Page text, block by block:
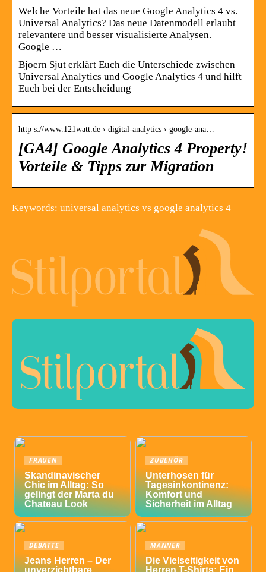
Welche Vorteile hat das neue Google Analytics 4 vs.
Universal Analytics? Das neue Datenmodell erlaubt
relevantere und besser visualisierte Analysen.
Google …
Bjoern Sjut erklärt Euch die Unterschiede zwischen
Universal Analytics und Google Analytics 4 und hilft
Euch bei der Entscheidung
http s://www.121watt.de › digital-analytics › google-ana…
[GA4] Google Analytics 4 Property!
Vorteile & Tipps zur Migration
Keywords: universal analytics vs google analytics 4
FRAUEN
Skandinavischer
Chic im Alltag: So
gelingt der Marta du
Chateau Look
ZUBEHÖR
Unterhosen für
Tagesinkontinenz:
Komfort und
Sicherheit im Alltag
DEBATTE
Jeans Herren – Der
MÄNNER
Die Vielseitigkeit von